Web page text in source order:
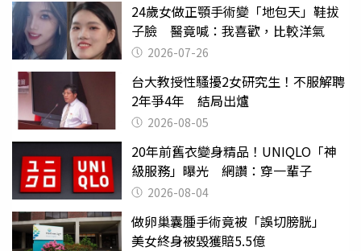
24歲女做正顎手術變「地包天」鞋拔
子臉 醫竟喊：我喜歡，比較洋氣
2026-07-26
台大教授性騷擾2女研究生！不服解聘
2年爭4年 結局出爐
2026-08-05
20年前舊衣變身精品！UNIQLO「神
級服務」曝光 網讚：穿一輩子
2026-08-04
做卵巢囊腫手術竟被「誤切膀胱」
美女終身被毀獲賠5.5億